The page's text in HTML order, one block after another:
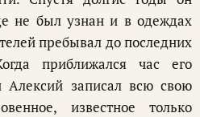
не был узнан и в одеждах
пребывал до последних
приближался час его
Алексий записал всю свою
известное только